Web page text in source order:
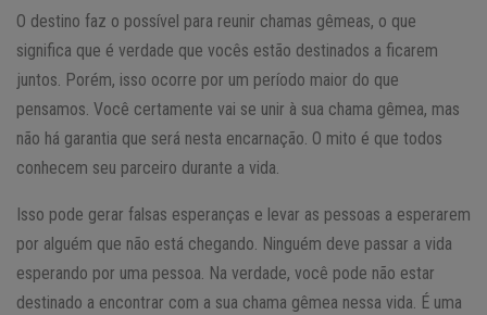
O destino faz o possível para reunir chamas gêmeas, o que
significa que é verdade que vocês estão destinados a ficarem
juntos. Porém, isso ocorre por um período maior do que
pensamos. Você certamente vai se unir à sua chama gêmea, mas
não há garantia que será nesta encarnação. O mito é que todos
conhecem seu parceiro durante a vida.
Isso pode gerar falsas esperanças e levar as pessoas a esperarem
por alguém que não está chegando. Ninguém deve passar a vida
esperando por uma pessoa. Na verdade, você pode não estar
destinado a encontrar com a sua chama gêmea nessa vida. É uma